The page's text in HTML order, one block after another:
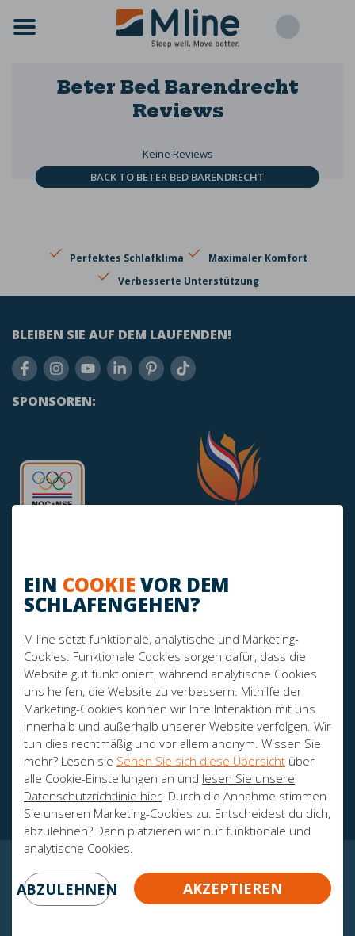
EIN COOKIE VOR DEM
SCHLAFENGEHEN?
M line setzt funktionale, analytische und Marketing-
Cookies. Funktionale Cookies sorgen dafür, dass die
Website gut funktioniert, während analytische Cookies
uns helfen, die Website zu verbessern. Mithilfe der
Marketing-Cookies können wir Ihre Interaktion mit uns
innerhalb und außerhalb unserer Website verfolgen. Wir
tun dies rechtmäßig und vor allem anonym. Wissen Sie
mehr? Lesen sie Sehen Sie sich diese Übersicht über
alle Cookie-Einstellungen an und lesen Sie unsere
Datenschutzrichtlinie hier. Durch die Annahme stimmen
Sie unseren Marketing-Cookies zu. Entscheidest du dich,
abzulehnen? Dann platzieren wir nur funktionale und
analytische Cookies.
ABZULEHNEN AKZEPTIEREN
Beter Bed Barendrecht
Reviews
Keine Reviews
BACK TO BETER BED BARENDRECHT
Perfektes Schlafklima
Maximaler Komfort
Verbesserte Unterstützung
BLEIBEN SIE AUF DEM LAUFENDEN!
SPONSOREN:
info@mline.nl
+31 413-243050
Botschafter
Zertifikate
GARANTIERTE GEWISSHEIT!